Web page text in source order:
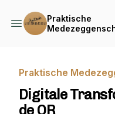
Praktische
Praktische
Digitale
de OR